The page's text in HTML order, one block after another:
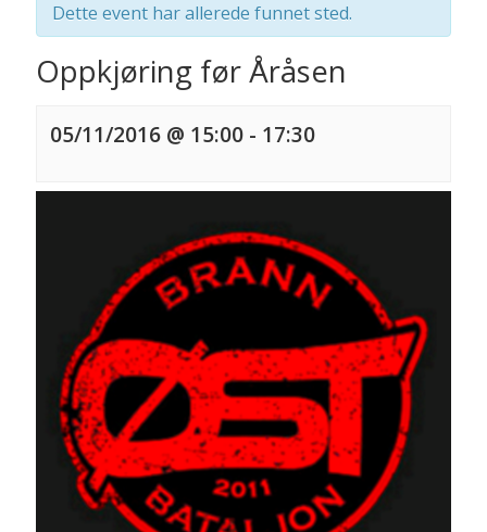
Dette event har allerede funnet sted.
Oppkjøring før Åråsen
05/11/2016 @ 15:00 - 17:30